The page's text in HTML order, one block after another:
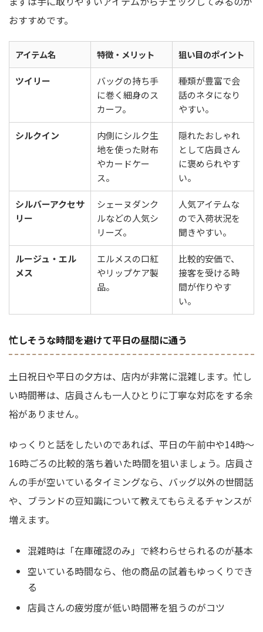
おすすめです。
アイテム名 特徴・メリット 狙い目のポイント
ツイリー
バッグの持ち手
に巻く細身のス
カーフ。
種類が豊富で会
話のネタになり
やすい。
シルクイン
内側にシルク生
地を使った財布
やカードケー
ス。
隠れたおしゃれ
として店員さん
に褒められやす
い。
シルバーアクセサ
リー
シェーヌダンク
ルなどの人気シ
リーズ。
人気アイテムな
ので入荷状況を
聞きやすい。
ルージュ・エル
メス
エルメスの口紅
やリップケア製
品。
比較的安価で、
接客を受ける時
間が作りやす
い。
忙しそうな時間を避けて平日の昼間に通う
土日祝日や平日の夕方は、店内が非常に混雑します。忙し
い時間帯は、店員さんも一人ひとりに丁寧な対応をする余
裕がありません。
ゆっくりと話をしたいのであれば、平日の午前中や14時〜
16時ごろの比較的落ち着いた時間を狙いましょう。店員さ
んの手が空いているタイミングなら、バッグ以外の世間話
や、ブランドの豆知識について教えてもらえるチャンスが
増えます。
混雑時は「在庫確認のみ」で終わらせられるのが基本
空いている時間なら、他の商品の試着もゆっくりでき
る
店員さんの疲労度が低い時間帯を狙うのがコツ